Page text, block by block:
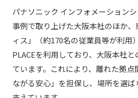
パナソニック インフォメーション
事例で取り上げた大阪本社のほか
ィス」（約170名の従業員等が利用
PLACEを利用しており、大阪本社
ています。これにより、離れた拠
ながる安心」を担保し、場所を選